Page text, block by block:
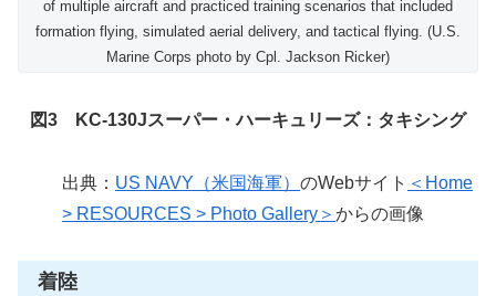
of multiple aircraft and practiced training scenarios that included
formation flying, simulated aerial delivery, and tactical flying. (U.S.
Marine Corps photo by Cpl. Jackson Ricker)
図3 KC-130Jスーパー・ハーキュリーズ：タキシング
出典： US NAVY（米国海軍） のWebサイト ＜Home
> RESOURCES > Photo Gallery＞ からの画像
着陸